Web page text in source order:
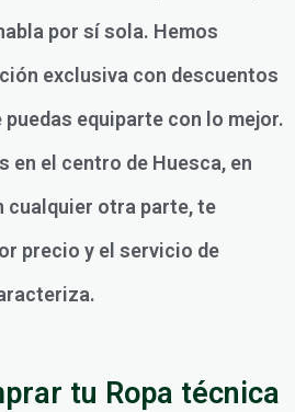
por sí sola. Hemos
exclusiva con descuentos
equiparte con lo mejor.
en el centro de Huesca, en
cualquier otra parte, te
precio y el servicio de
tu Ropa técnica